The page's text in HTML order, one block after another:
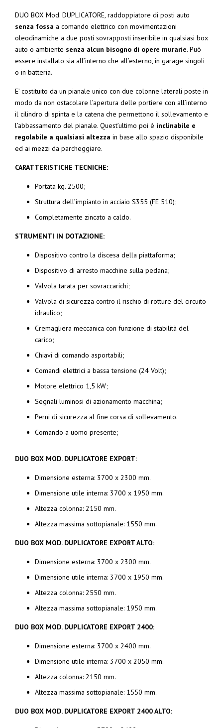
DUO BOX Mod. DUPLICATORE, raddoppiatore di posti auto
senza fossa a comando elettrico con movimentazioni
oleodinamiche a due posti sovrapposti inseribile in qualsiasi box
auto o ambiente senza alcun bisogno di opere murarie. Può
essere installato sia all’interno che all’esterno, in garage singoli
o in batteria.
E’ costituito da un pianale unico con due colonne laterali poste in
modo da non ostacolare l’apertura delle portiere con all’interno
il cilindro di spinta e la catena che permettono il sollevamento e
l’abbassamento del pianale. Quest’ultimo poi è inclinabile e
regolabile a qualsiasi altezza in base allo spazio disponibile
ed ai mezzi da parcheggiare.
CARATTERISTICHE TECNICHE:
Portata kg. 2500;
Struttura dell’impianto in acciaio S355 (FE 510);
Completamente zincato a caldo.
STRUMENTI IN DOTAZIONE:
Dispositivo contro la discesa della piattaforma;
Dispositivo di arresto macchine sulla pedana;
Valvola tarata per sovraccarichi;
Valvola di sicurezza contro il rischio di rotture del circuito
idraulico;
Cremagliera meccanica con funzione di stabilità del
carico;
Chiavi di comando asportabili;
Comandi elettrici a bassa tensione (24 Volt);
Motore elettrico 1,5 kW;
Segnali luminosi di azionamento macchina;
Perni di sicurezza al fine corsa di sollevamento.
Comando a uomo presente;
DUO BOX MOD. DUPLICATORE EXPORT:
Dimensione esterna: 3700 x 2300 mm.
Dimensione utile interna: 3700 x 1950 mm.
Altezza colonna: 2150 mm.
Altezza massima sottopianale: 1550 mm.
DUO BOX MOD. DUPLICATORE EXPORT ALTO:
Dimensione esterna: 3700 x 2300 mm.
Dimensione utile interna: 3700 x 1950 mm.
Altezza colonna: 2550 mm.
Altezza massima sottopianale: 1950 mm.
DUO BOX MOD. DUPLICATORE EXPORT 2400:
Dimensione esterna: 3700 x 2400 mm.
Dimensione utile interna: 3700 x 2050 mm.
Altezza colonna: 2150 mm.
Altezza massima sottopianale: 1550 mm.
DUO BOX MOD. DUPLICATORE EXPORT 2400 ALTO: